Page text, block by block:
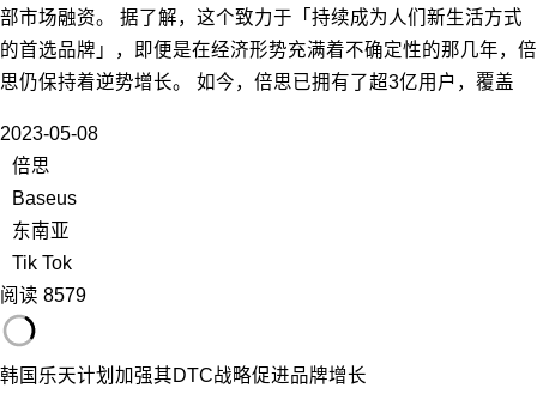
部市场融资。 据了解，这个致力于「持续成为人们新生活方式
的首选品牌」，即便是在经济形势充满着不确定性的那几年，倍
思仍保持着逆势增长。 如今，倍思已拥有了超3亿用户，覆盖
2023-05-08
倍思
Baseus
东南亚
Tik Tok
阅读 8579
韩国乐天计划加强其DTC战略促进品牌增长